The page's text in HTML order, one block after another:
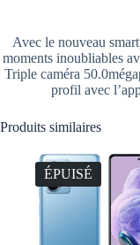
Avec le nouveau
moments inoubliables
Triple caméra
profil avec
Produits similaires
ÉPUISÉ